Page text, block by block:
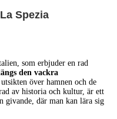
La Spezia
som erbjuder en rad
den vackra
över hamnen och de
av historia och kultur, är ett
givande, där man kan lära sig